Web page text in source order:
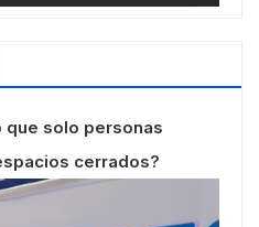
que solo personas
cerrados?